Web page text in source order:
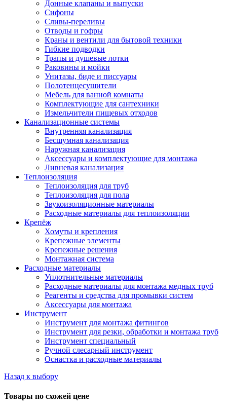
Донные клапаны и выпуски
Сифоны
Сливы-переливы
Отводы и гофры
Краны и вентили для бытовой техники
Гибкие подводки
Трапы и душевые лотки
Раковины и мойки
Унитазы, биде и писсуары
Полотенцесушители
Мебель для ванной комнаты
Комплектующие для сантехники
Измельчители пищевых отходов
Канализационные системы
Внутренняя канализация
Бесшумная канализация
Наружная канализация
Аксессуары и комплектующие для монтажа
Ливневая канализация
Теплоизоляция
Теплоизоляция для труб
Теплоизоляция для пола
Звукоизоляционные материалы
Расходные материалы для теплоизоляции
Крепёж
Хомуты и крепления
Крепежные элементы
Крепежные решения
Монтажная система
Расходные материалы
Уплотнительные материалы
Расходные материалы для монтажа медных труб
Реагенты и средства для промывки систем
Аксессуары для монтажа
Инструмент
Инструмент для монтажа фитингов
Инструмент для резки, обработки и монтажа труб
Инструмент специальный
Ручной слесарный инструмент
Оснастка и расходные материалы
Назад к выбору
Товары по схожей цене